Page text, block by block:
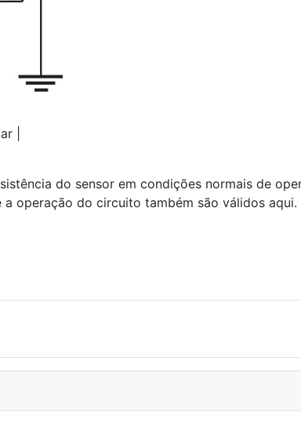
|
do sensor em condições normais de
operação do circuito também são válidos aqui.